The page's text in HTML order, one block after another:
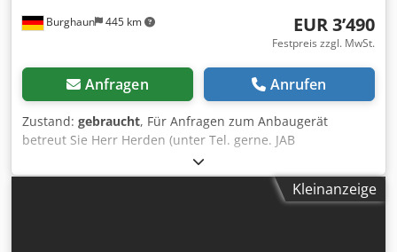
Burghaun 445 km EUR 3’490
Festpreis zzgl. MwSt.
Anfragen Anrufen
Zustand: gebraucht, Für Anfragen zum Anbaugerät
betreut Sie Herr Herden (unter Tel. gerne. JAB
Hydraulikhammer / Hammer / MS03 / lagernd & sofort
verfügbar Preis: 3.490,00 € netto / 4.153,10 € brutto -
Gewicht (kg): 336 - Länge mit Meißel (mm): 1.500 -Kleinanzeige